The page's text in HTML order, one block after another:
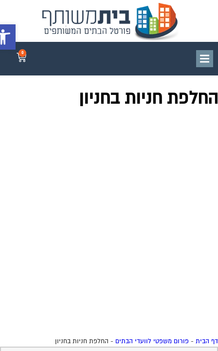
פתח
כל הדיירים כי כל שינןי ברכוש המשותף מחייב זאת